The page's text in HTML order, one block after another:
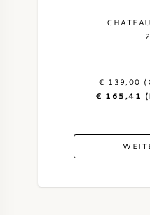
€ 139,00
€ 165,41